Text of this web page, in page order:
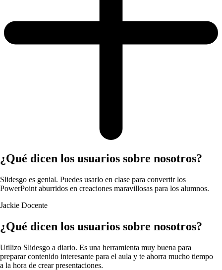
¿Qué dicen los usuarios sobre nosotros?
Slidesgo es genial. Puedes usarlo en clase para convertir los
PowerPoint aburridos en creaciones maravillosas para los alumnos.
Jackie Docente
¿Qué dicen los usuarios sobre nosotros?
Utilizo Slidesgo a diario. Es una herramienta muy buena para
preparar contenido interesante para el aula y te ahorra mucho tiempo
a la hora de crear presentaciones.